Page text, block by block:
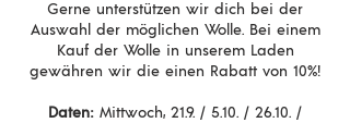
Gerne unterstützen wir dich bei der
Auswahl der möglichen Wolle. Bei einem
Kauf der Wolle in unserem Laden
gewähren wir die einen Rabatt von 10%!
Daten: Mittwoch, 21.9. / 5.10. / 26.10. /